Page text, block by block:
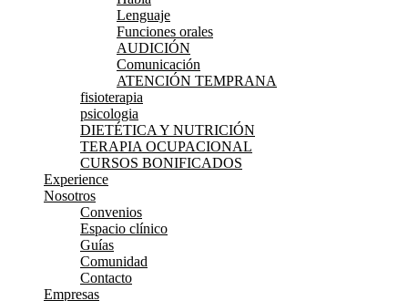
Lenguaje
Funciones orales
AUDICIÓN
Comunicación
ATENCIÓN TEMPRANA
fisioterapia
psicologia
DIETÉTICA Y NUTRICIÓN
TERAPIA OCUPACIONAL
CURSOS BONIFICADOS
Experience
Nosotros
Convenios
Espacio clínico
Guías
Comunidad
Contacto
Empresas